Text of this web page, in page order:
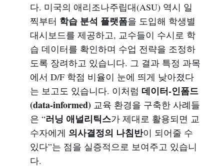
다. 미국의 애리조나주립대(ASU) 역시 일
찍부터 학습 분석 플랫폼을 도입해 학생별
대시보드를 제공하고, 교수들이 수시로 학
습 데이터를 확인하며 수업 전략을 조정하
도록 장려하고 있습니다. 그 결과 특정 과목
에서 D/F 학점 비율이 눈에 띄게 낮아졌다
는 보고도 있습니다. 이처럼 데이터-인폼드
(data-informed)교육 환경을 구축한 사례들
은 “러닝 애널리틱스가 제대로 활용되면 교
수자에게 의사결정의 나침반이 되어줄 수
있다”는 점을 실증적으로 보여주고 있습니
다.